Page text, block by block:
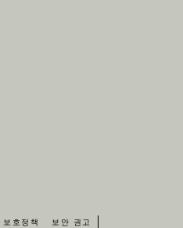
보호정책 보안 권고